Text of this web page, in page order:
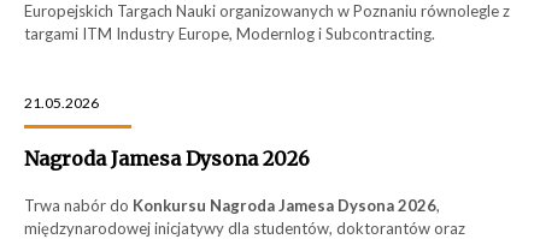
Europejskich Targach Nauki organizowanych w Poznaniu równolegle z
targami ITM Industry Europe, Modernlog i Subcontracting.
21.05.2026
Nagroda Jamesa Dysona 2026
Trwa nabór do Konkursu Nagroda Jamesa Dysona 2026,
międzynarodowej inicjatywy dla studentów, doktorantów oraz